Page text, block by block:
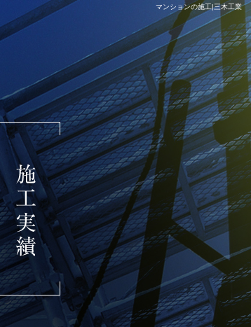
マンションの施工|三木工業